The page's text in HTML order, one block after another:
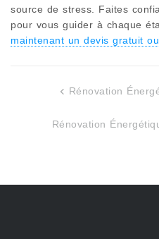
source de stress. Faites
pour vous guider à chaque
maintenant un devis gratuit
Rénovation
Rénovation